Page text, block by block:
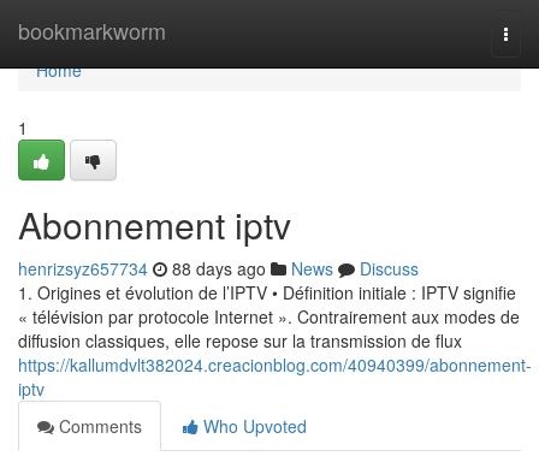
bookmarkworm
Home
Home
1
Abonnement iptv
henrizsyz657734 88 days ago News
Discuss
1. Origines et évolution de l’IPTV • Définition initiale : IPTV signifie
« télévision par protocole Internet ». Contrairement aux modes de
diffusion classiques, elle repose sur la transmission de flux
https://kallumdvlt382024.creacionblog.com/40940399/abonnement-
iptv
Comments
Who Upvoted